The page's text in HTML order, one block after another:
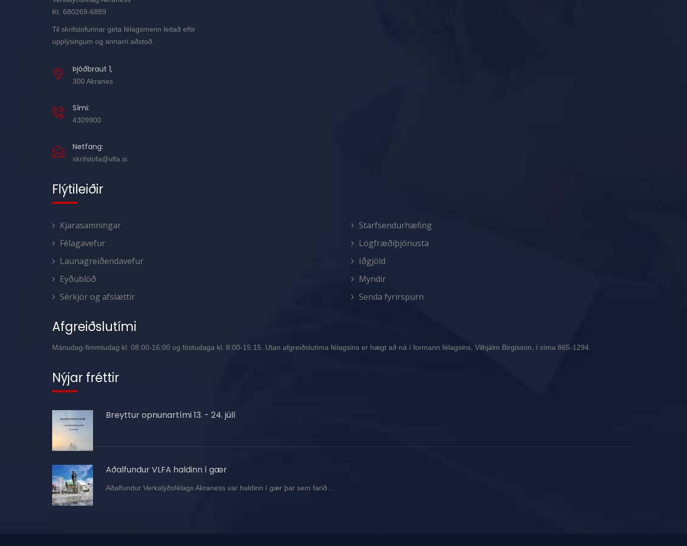
Kt. 680269-6889
Til skrifstofunnar geta félagsmenn leitað eftir
upplýsingum og annarri aðstoð.
Þjóðbraut 1,
300 Akranes
Sími:
4309900
Netfang:
skrifstofa@vlfa.is
Flýtileiðir
Kjarasamningar
Félagavefur
Launagreiðendavefur
Eyðublöð
Sérkjör og afslættir
Starfsendurhæfing
Lögfræðiþjónusta
Iðgjöld
Myndir
Senda fyrirspurn
Afgreiðslutími
Mánudag-fimmtudag kl. 08:00-16:00 og föstudaga kl. 8:00-15:15. Utan afgreiðslutíma félagsins er hægt að ná í formann félagsins, Vilhjálm Birgisson, í síma 865-1294.
Nýjar fréttir
Breyttur opnunartími 13. - 24. júlí
Aðalfundur VLFA haldinn í gær
Aðalfundur Verkalýðsfélags Akraness var haldinn í gær þar sem farið…